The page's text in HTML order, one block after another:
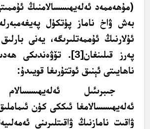
(مۇھەممەد ئەلەيھىسسالامنىڭ
بەش ۋاخ ناماز پۈتكۈل
ئۇلارنىڭ ئۇممەتلىرىگە، يەنى
پەرز قىلىنغان[3]. تۆۋەندىكى
ناھايىتى ئېنىق ئوتتۇرىغا قويىدۇ:
جىبرىئىل
ئەلەيھىسسالامغا ئىككى كۈن
ۋاقىت نامازنىڭ ۋاقىتلىرىنى